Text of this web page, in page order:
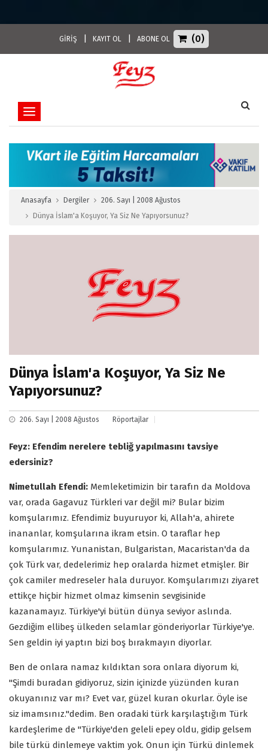
GİRİŞ KAYIT OL ABONE OL (0)
Toggle navigation
Anasayfa Dergiler
206. Sayı | 2008 Ağustos
Dünya İslam'a Koşuyor, Ya Siz Ne Yapıyorsunuz?
Dünya İslam'a Koşuyor, Ya Siz Ne
Yapıyorsunuz?
206. Sayı | 2008 Ağustos Röportajlar
Feyz: Efendim nerelere tebliğ yapılmasını tavsiye
edersiniz?
Nimetullah Efendi: Memleketimizin bir tarafın da Moldova
var, orada Gagavuz Türkleri var değil mi? Bular bizim
komşularımız. Efendimiz buyuruyor ki, Allah'a, ahirete
inananlar, komşularına ikram etsin. O taraflar hep
komşularımız. Yunanistan, Bulgaristan, Macaristan'da da
çok Türk var, dedelerimiz hep oralarda hizmet etmişler. Bir
çok camiler medreseler hala duruyor. Komşularımızı ziyaret
ettikçe hiçbir hizmet olmaz kimsenin sevgisinide
kazanamayız. Türkiye'yi bütün dünya seviyor aslında.
Gezdiğim ellibeş ülkeden selamlar gönderiyorlar Türkiye'ye.
Sen geldin iyi yaptın bizi boş bırakmayın diyorlar.
Ben de onlara namaz kıldıktan sora onlara diyorum ki,
"Şimdi buradan gidiyoruz, sizin içinizde yüzünden kuran
okuyanınız var mı? Evet var, güzel kuran okurlar. Öyle ise
siz imamsınız."dedim. Ben oradaki türk karşılaştığım Türk
kardeşlerime de "Türkiye'den geleli epey oldu, gidip gelsem
bile türkü dinlemeye vaktim yok. Onun için Türkü dinlemek